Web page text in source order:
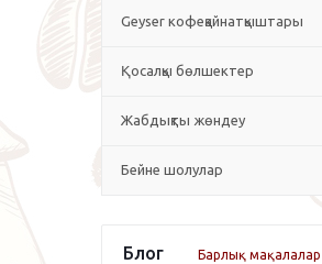
Geyser кофеқайнатқыштары
Қосалқы бөлшектер
Жабдықты жөндеу
Бейне шолулар
Блог Барлық мақалалар